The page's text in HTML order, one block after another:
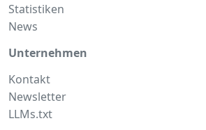
Statistiken
News
Unternehmen
Kontakt
Newsletter
LLMs.txt